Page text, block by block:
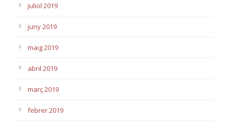
juliol 2019
juny 2019
maig 2019
abril 2019
març 2019
febrer 2019